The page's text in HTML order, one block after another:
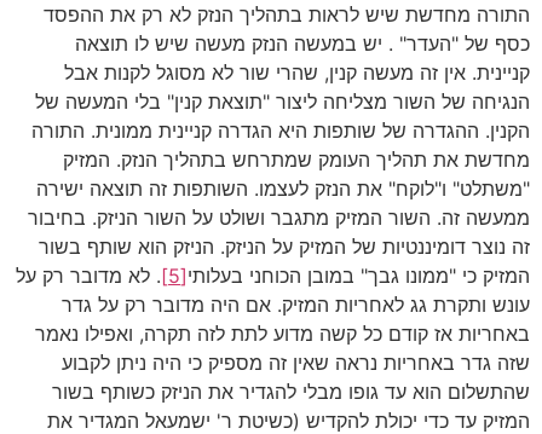
התורה מחדשת שיש לראות בתהליך הנזק לא רק את ההפסד
כסף של "העדר" . יש במעשה הנזק מעשה שיש לו תוצאה
קניינית. אין זה מעשה קנין, שהרי שור לא מסוגל לקנות אבל
הנגיחה של השור מצליחה ליצור "תוצאת קנין" בלי המעשה של
הקנין. ההגדרה של שותפות היא הגדרה קניינית ממונית. התורה
מחדשת את תהליך העומק שמתרחש בתהליך הנזק. המזיק
"משתלט" ו"לוקח" את הנזק לעצמו. השותפות זה תוצאה ישירה
ממעשה זה. השור המזיק מתגבר ושולט על השור הניזק. בחיבור
זה נוצר דומיננטיות של המזיק על הניזק. הניזק הוא שותף בשור
המזיק כי "ממונו גבך" במובן הכוחני בעלותי[5]
. לא מדובר רק על
עונש ותקרת גג לאחריות המזיק. אם היה מדובר רק על גדר
באחריות אז קודם כל קשה מדוע לתת לזה תקרה, ואפילו נאמר
שזה גדר באחריות נראה שאין זה מספיק כי היה ניתן לקבוע
שהתשלום הוא עד גופו מבלי להגדיר את הניזק כשותף בשור
המזיק עד כדי יכולת להקדיש (כשיטת ר' ישמעאל המגדיר את